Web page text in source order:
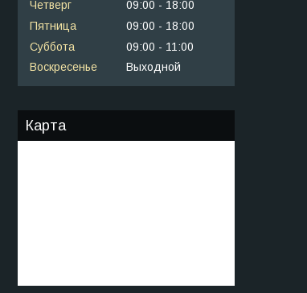
Четверг
09:00
18:00
Пятница
09:00
18:00
Суббота
09:00
11:00
Воскресенье
Выходной
Карта